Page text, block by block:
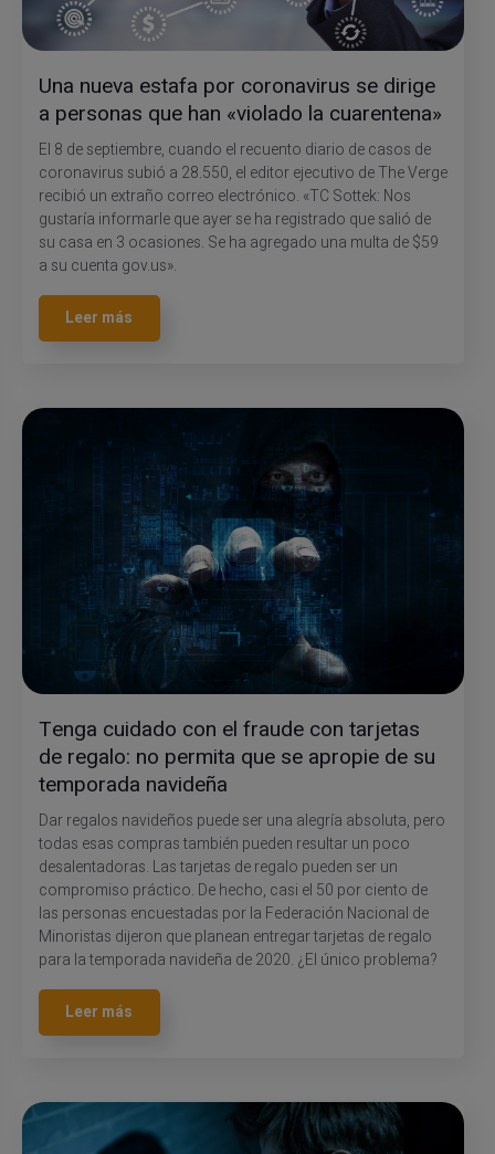
Una nueva estafa por coronavirus se dirige
a personas que han «violado la cuarentena»
El 8 de septiembre, cuando el recuento diario de casos de
coronavirus subió a 28.550, el editor ejecutivo de The Verge
recibió un extraño correo electrónico. «TC Sottek: Nos
gustaría informarle que ayer se ha registrado que salió de
su casa en 3 ocasiones. Se ha agregado una multa de $59
a su cuenta gov.us».
Leer más
Tenga cuidado con el fraude con tarjetas
de regalo: no permita que se apropie de su
temporada navideña
Dar regalos navideños puede ser una alegría absoluta, pero
todas esas compras también pueden resultar un poco
desalentadoras. Las tarjetas de regalo pueden ser un
compromiso práctico. De hecho, casi el 50 por ciento de
las personas encuestadas por la Federación Nacional de
Minoristas dijeron que planean entregar tarjetas de regalo
para la temporada navideña de 2020. ¿El único problema?
Leer más